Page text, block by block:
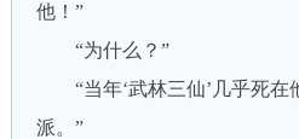
他！”
“为什么？”
“当年‘武林三仙’几乎死在
派。”